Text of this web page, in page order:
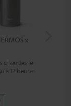
x
chaudes le
12 heures
jusqu'à 24